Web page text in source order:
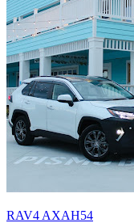
RAV4 AXAH54